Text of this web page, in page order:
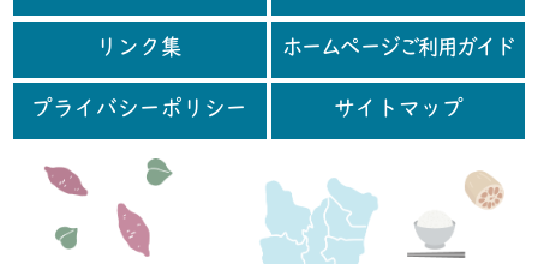
リンク集 ホームページご利用ガイド
プライバシーポリシー サイトマップ